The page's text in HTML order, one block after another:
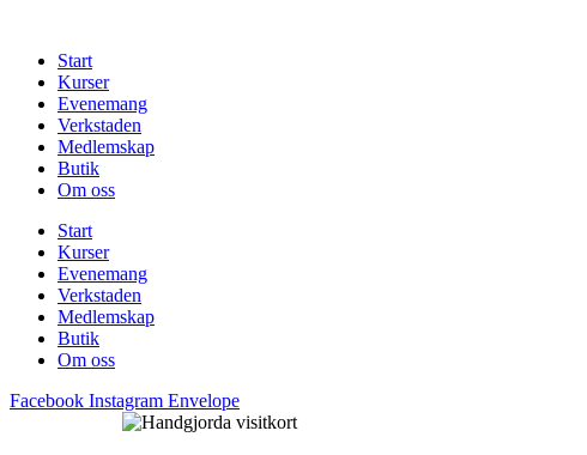
innehållStart
Kurser
Evenemang
Verkstaden
Medlemskap
Butik
Om oss
Start
Kurser
Evenemang
Verkstaden
Medlemskap
Butik
Om oss
Facebook Instagram Envelope